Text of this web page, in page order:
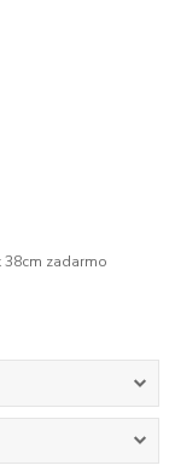
zadarmo